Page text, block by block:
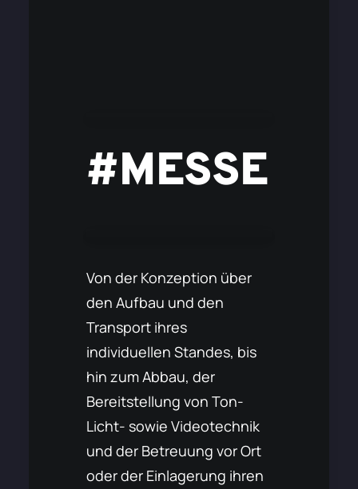
#MESSE
Von der Konzeption über
den Aufbau und den
Transport ihres
individuellen Standes, bis
hin zum Abbau, der
Bereitstellung von Ton-
Licht- sowie Videotechnik
und der Betreuung vor Ort
oder der Einlagerung ihren